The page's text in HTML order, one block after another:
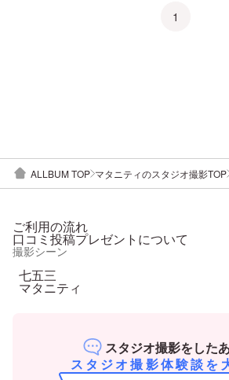
1
ALLBUM TOP マタニティのスタジオ撮影TOP
ご利用の流れ
口コミ投稿プレゼントについて
撮影シーン
七五三
マタニティ
スタジオ撮影をした
スタジオ撮影体験談を